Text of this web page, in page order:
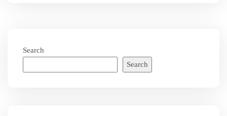
Search
Search